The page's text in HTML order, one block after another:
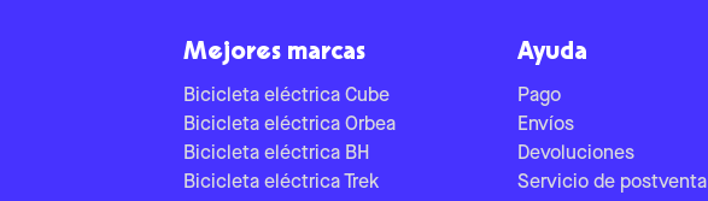
Mejores marcas
Bicicleta eléctrica Cube
Bicicleta eléctrica Orbea
Bicicleta eléctrica BH
Bicicleta eléctrica Trek
Ayuda
Pago
Envíos
Devoluciones
Servicio de postventa